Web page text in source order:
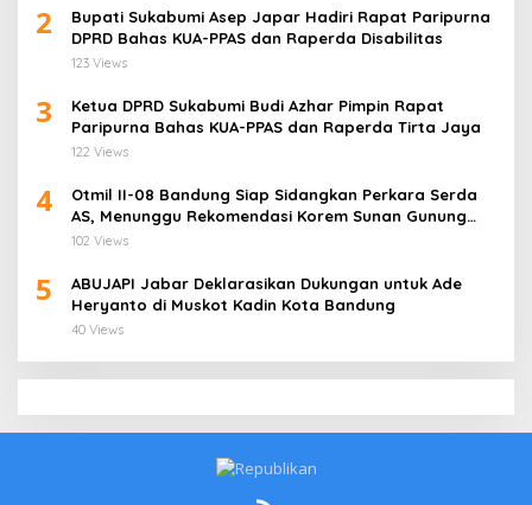
2
Bupati Sukabumi Asep Japar Hadiri Rapat Paripurna
DPRD Bahas KUA-PPAS dan Raperda Disabilitas
123 Views
3
Ketua DPRD Sukabumi Budi Azhar Pimpin Rapat
Paripurna Bahas KUA-PPAS dan Raperda Tirta Jaya
122 Views
4
Otmil II-08 Bandung Siap Sidangkan Perkara Serda
AS, Menunggu Rekomendasi Korem Sunan Gunung
Jati Cirebon
102 Views
5
ABUJAPI Jabar Deklarasikan Dukungan untuk Ade
Heryanto di Muskot Kadin Kota Bandung
40 Views